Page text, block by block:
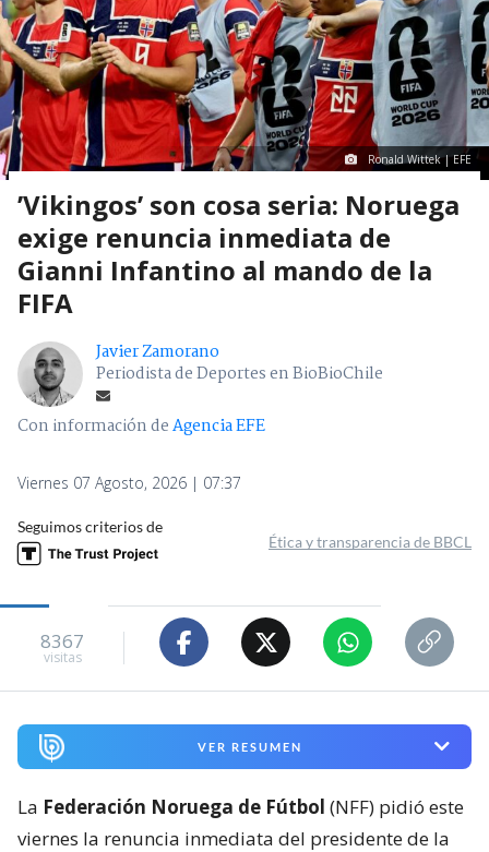
Ronald Wittek | EFE
’Vikingos’ son cosa seria: Noruega
exige renuncia inmediata de
Gianni Infantino al mando de la
FIFA
Javier Zamorano
Periodista de Deportes en BioBioChile
Con información deAgencia EFE
Viernes 07 Agosto, 2026 | 07:37
Seguimos criterios de
Ética y transparencia de BBCL
8367
visitas
VER RESUMEN
La Federación Noruega de Fútbol (NFF) pidió este
viernes la renuncia inmediata del presidente de la